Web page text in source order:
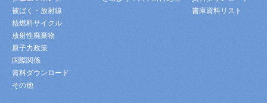
被ばく・放射線
核燃料サイクル
放射性廃棄物
原子力政策
国際関係
資料ダウンロード
その他
書庫資料リスト